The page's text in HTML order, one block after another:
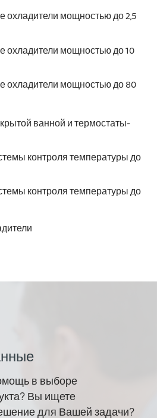
охладители мощностью до 2,5
охладители мощностью до 10
охладители мощностью до 80
ванной и термостаты-
контроля температуры до
контроля температуры до
в выборе
Вы ищете
для Вашей задачи?